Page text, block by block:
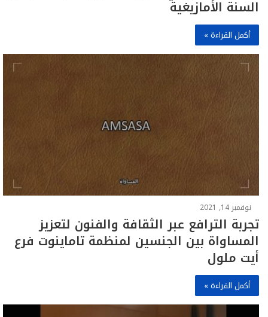
السنة الأمازيغية
أكمل القراءة »
نوفمبر 14, 2021
تجربة الترافع عبر الثقافة والفنون لتعزيز
المساواة بين الجنسين لمنظمة تاماينوت فرع
أيت ملول
أكمل القراءة »